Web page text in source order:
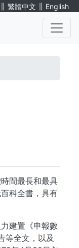
∥ 繁體中文 ∥ English
間最長和最具
科全書，具有
建置《申報數
等全文，以及